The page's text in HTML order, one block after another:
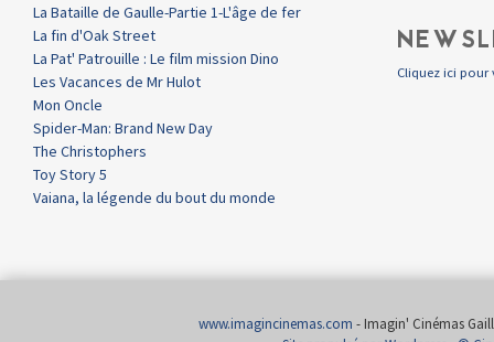
La Bataille de Gaulle-Partie 1-L'âge de fer
La fin d'Oak Street
La Pat' Patrouille : Le film mission Dino
Les Vacances de Mr Hulot
Mon Oncle
Spider-Man: Brand New Day
The Christophers
Toy Story 5
Vaiana, la légende du bout du monde
Cliquez ici pour
www.imagincinemas.com - Imagin' Cinémas